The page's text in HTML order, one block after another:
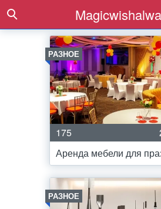
РАЗНОЕ
175
Аренда мебели для
РАЗНОЕ